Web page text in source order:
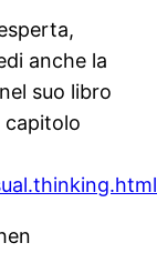
anche la
suo libro
capitolo